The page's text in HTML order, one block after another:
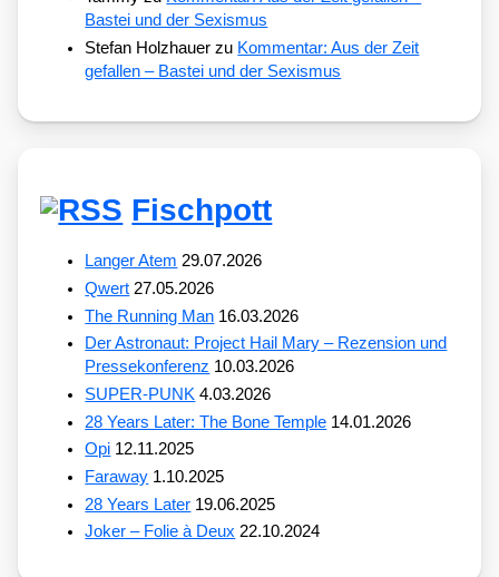
Bastei und der Sexismus
Stefan Holzhauer zu Kommentar: Aus der Zeit
gefallen – Bastei und der Sexismus
Fischpott
Langer Atem 29.07.2026
Qwert 27.05.2026
The Running Man 16.03.2026
Der Astronaut: Project Hail Mary – Rezension und
Pressekonferenz 10.03.2026
SUPER-PUNK 4.03.2026
28 Years Later: The Bone Temple 14.01.2026
Opi 12.11.2025
Faraway 1.10.2025
28 Years Later 19.06.2025
Joker – Folie à Deux 22.10.2024